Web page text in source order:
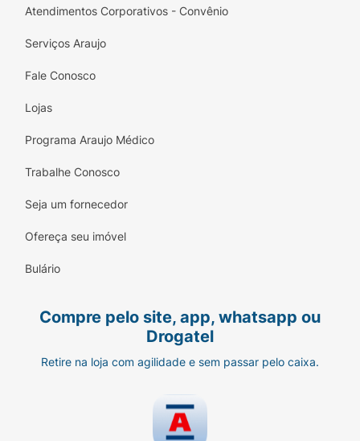
Atendimentos Corporativos - Convênio
Serviços Araujo
Fale Conosco
Lojas
Programa Araujo Médico
Trabalhe Conosco
Seja um fornecedor
Ofereça seu imóvel
Bulário
Compre pelo site, app, whatsapp ou
Drogatel
Retire na loja com agilidade e sem passar pelo caixa.